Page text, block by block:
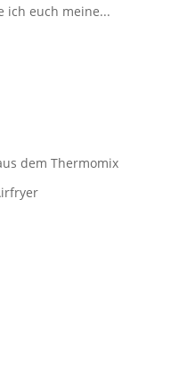
ich euch meine...
dem Thermomix